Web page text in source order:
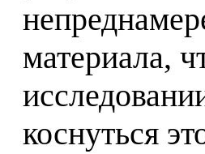
материала,
коснуться